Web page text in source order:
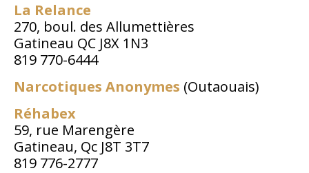
La Relance
270, boul. des Allumettières
Gatineau QC J8X 1N3
819 770-6444
Narcotiques Anonymes (Outaouais)
Réhabex
59, rue Marengère
Gatineau, Qc J8T 3T7
819 776-2777